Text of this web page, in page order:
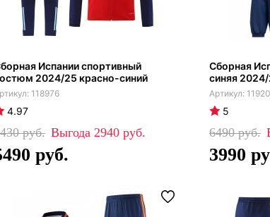
Испании спортивный
2024/25 красно-синий
118976
4.97
2940
Сборная
синяя
5
6490
3990